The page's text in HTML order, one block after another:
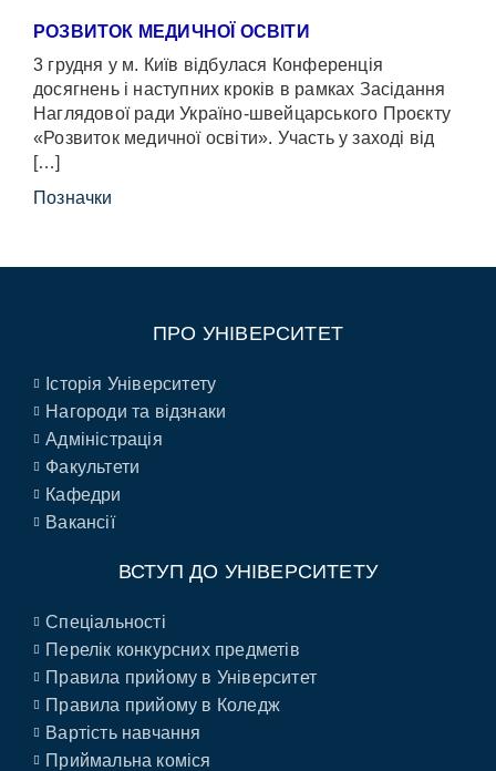
РОЗВИТОК МЕДИЧНОЇ ОСВІТИ
3 грудня у м. Київ відбулася Конференція
досягнень і наступних кроків в рамках Засідання
Наглядової ради Україно-швейцарського Проєкту
«Розвиток медичної освіти». Участь у заході від
[…]
Позначки
ПРО УНІВЕРСИТЕТ
Історія Університету
Нагороди та відзнаки
Адміністрація
Факультети
Кафедри
Вакансії
ВСТУП ДО УНІВЕРСИТЕТУ
Спеціальності
Перелік конкурсних предметів
Правила прийому в Університет
Правила прийому в Коледж
Вартість навчання
Приймальна коміся